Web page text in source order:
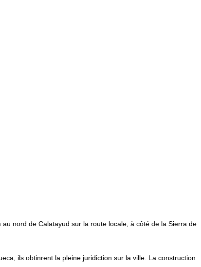
nord de Calatayud sur la route locale, à côté de la Sierra de
ils obtinrent la pleine juridiction sur la ville. La construction